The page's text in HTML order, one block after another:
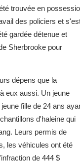
trouvée en
des policiers et
gardée détenue et
Sherbrooke pour
dépens que la
eux aussi. Un jeune
fille de 24 ans
d'haleine qui
Leurs permis de
les véhicules ont été
de 444 $